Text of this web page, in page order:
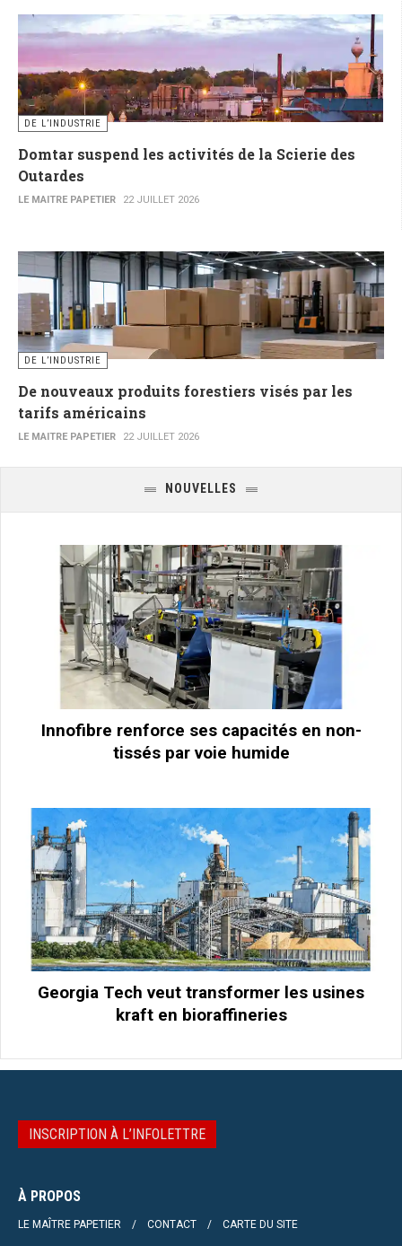
DE L’INDUSTRIE
Domtar suspend les activités de la Scierie des
Outardes
LE MAITRE PAPETIER 22 JUILLET 2026
DE L’INDUSTRIE
De nouveaux produits forestiers visés par les
tarifs américains
LE MAITRE PAPETIER 22 JUILLET 2026
NOUVELLES
Innofibre renforce ses capacités en non-
tissés par voie humide
Georgia Tech veut transformer les usines
kraft en bioraffineries
INSCRIPTION À L’INFOLETTRE
À PROPOS
LE MAÎTRE PAPETIER CONTACT CARTE DU SITE